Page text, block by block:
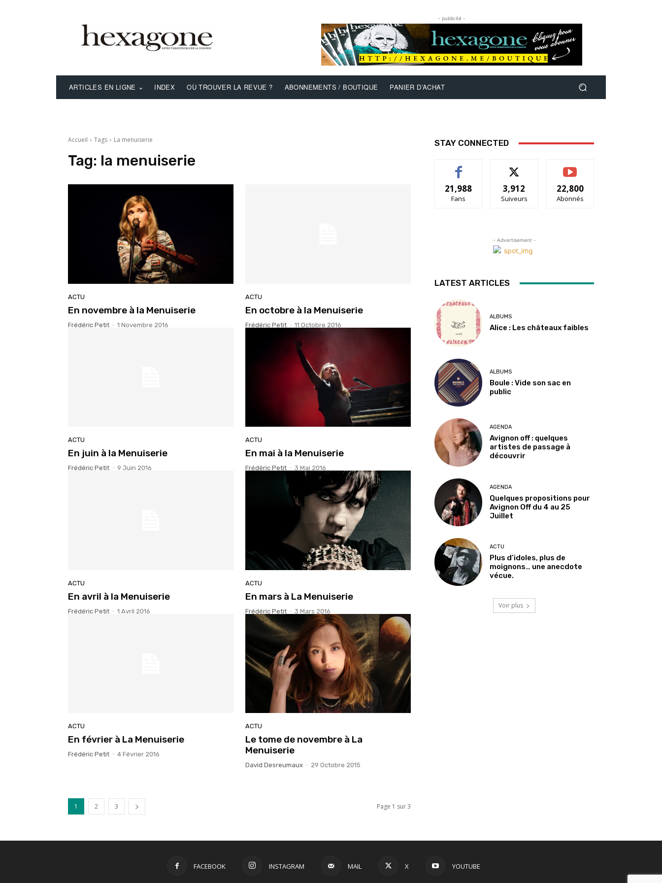
- publicité -
ARTICLES EN LIGNE INDEX OÙ TROUVER LA REVUE ? ABONNEMENTS / BOUTIQUE PANIER D’ACHAT
Accueil Tags La menuiserie
Tag: la menuiserie
ACTU
En novembre à la Menuiserie
Frédéric Petit - 1 Novembre 2016
ACTU
En octobre à la Menuiserie
Frédéric Petit - 11 Octobre 2016
ACTU
En juin à la Menuiserie
Frédéric Petit - 9 Juin 2016
ACTU
En mai à la Menuiserie
Frédéric Petit - 3 Mai 2016
ACTU
En avril à la Menuiserie
Frédéric Petit - 1 Avril 2016
ACTU
En mars à La Menuiserie
Frédéric Petit - 3 Mars 2016
ACTU
En février à La Menuiserie
Frédéric Petit - 4 Février 2016
ACTU
Le tome de novembre à La
Menuiserie
David Desreumaux - 29 Octobre 2015
1 2 3 Page 1 sur 3
STAY CONNECTED
21,988
Fans
3,912
Suiveurs
22,800
Abonnés
- Advertisement -
LATEST ARTICLES
ALBUMS
Alice : Les châteaux faibles
ALBUMS
Boule : Vide son sac en
public
AGENDA
Avignon off : quelques
artistes de passage à
découvrir
AGENDA
Quelques propositions pour
Avignon Off du 4 au 25
Juillet
ACTU
Plus d’idoles, plus de
moignons… une anecdote
vécue.
Voir plus
FACEBOOK INSTAGRAM MAIL X YOUTUBE